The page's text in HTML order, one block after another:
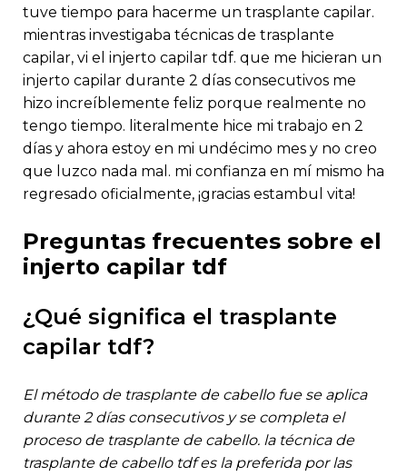
tuve tiempo para hacerme un trasplante capilar.
mientras investigaba técnicas de trasplante
capilar, vi el injerto capilar tdf. que me hicieran un
injerto capilar durante 2 días consecutivos me
hizo increíblemente feliz porque realmente no
tengo tiempo. literalmente hice mi trabajo en 2
días y ahora estoy en mi undécimo mes y no creo
que luzco nada mal. mi confianza en mí mismo ha
regresado oficialmente, ¡gracias estambul vita!
preguntas frecuentes sobre el
injerto capilar tdf
¿qué significa el trasplante
capilar tdf?
el método de trasplante de cabello fue se aplica
durante 2 días consecutivos y se completa el
proceso de trasplante de cabello. la técnica de
trasplante de cabello tdf es la preferida por las